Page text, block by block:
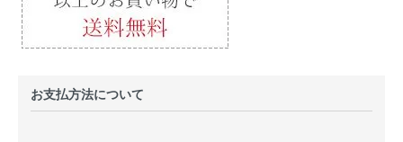
お支払方法について